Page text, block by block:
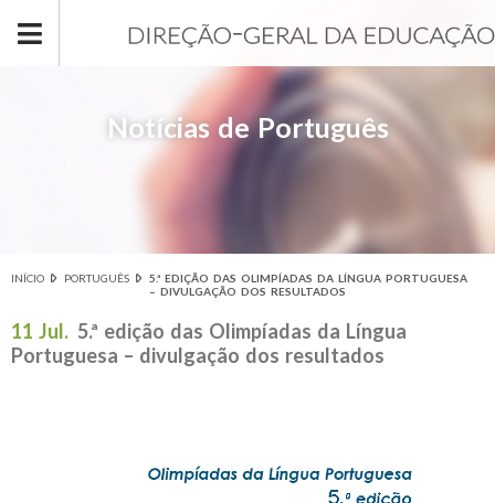
Notícias de Português
INÍCIO PORTUGUÊS
5.ª EDIÇÃO DAS OLIMPÍADAS DA LÍNGUA PORTUGUESA
– DIVULGAÇÃO DOS RESULTADOS
11 Jul. 5.ª edição das Olimpíadas da Língua
Portuguesa – divulgação dos resultados